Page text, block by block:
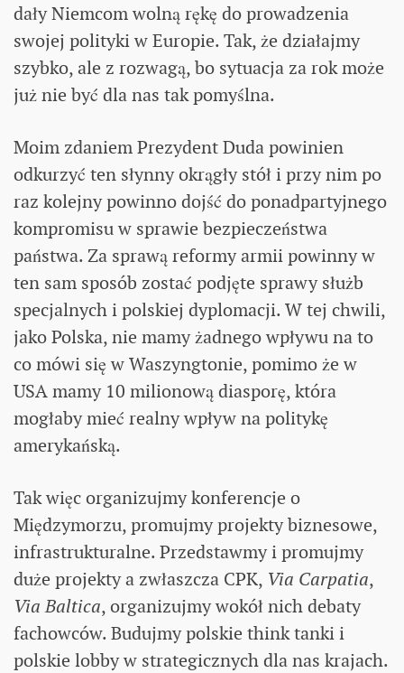
dały Niemcom wolną rękę do prowadzenia
swojej polityki w Europie. Tak, że działajmy
szybko, ale z rozwagą, bo sytuacja za rok może
już nie być dla nas tak pomyślna.
Moim zdaniem Prezydent Duda powinien
odkurzyć ten słynny okrągły stół i przy nim po
raz kolejny powinno dojść do ponadpartyjnego
kompromisu w sprawie bezpieczeństwa
państwa. Za sprawą reformy armii powinny w
ten sam sposób zostać podjęte sprawy służb
specjalnych i polskiej dyplomacji. W tej chwili,
jako Polska, nie mamy żadnego wpływu na to
co mówi się w Waszyngtonie, pomimo że w
USA mamy 10 milionową diasporę, która
mogłaby mieć realny wpływ na politykę
amerykańską.
Tak więc organizujmy konferencje o
Międzymorzu, promujmy projekty biznesowe,
infrastrukturalne. Przedstawmy i promujmy
duże projekty a zwłaszcza CPK, Via Carpatia,
Via Baltica, organizujmy wokół nich debaty
fachowców. Budujmy polskie think tanki i
polskie lobby w strategicznych dla nas krajach.